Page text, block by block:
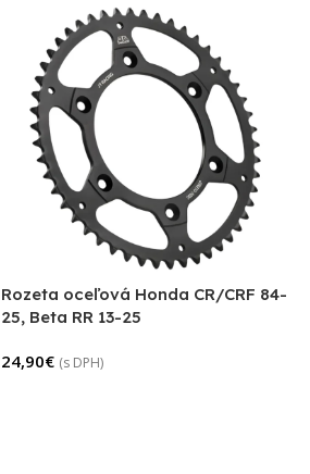
Rozeta oceľová Honda CR/CRF 84-
25, Beta RR 13-25
24,90€ (s DPH)